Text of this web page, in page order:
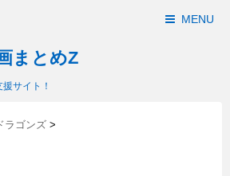
MENU
まとめZ
サイト！
ラゴンズ >